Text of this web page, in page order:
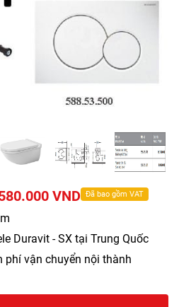
VND Đã bao gồm VAT
Duravit - SX tại Trung Quốc
phí vận chuyển nội thành